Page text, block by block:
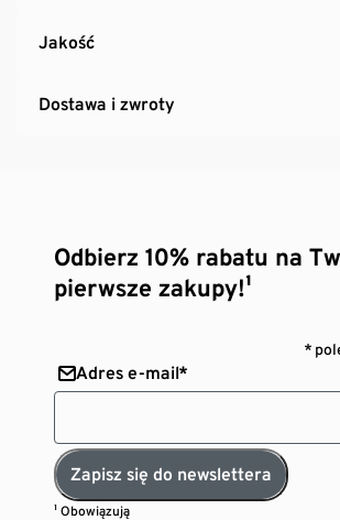
Jakość
Dostawa i zwroty
Odbierz 10% rabatu na
pierwsze zakupy!¹
*
Adres e-mail*
Zapisz się do newslettera
¹ Obowiązują